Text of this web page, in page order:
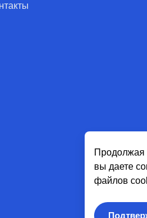
Продолжая
вы даете
файлов